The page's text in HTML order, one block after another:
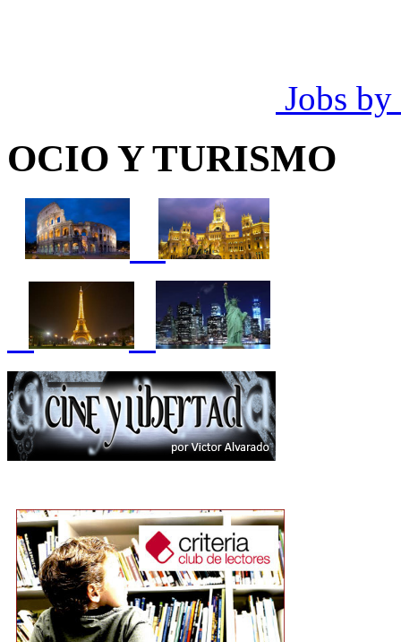
Jobs by
OCIO Y TURISMO